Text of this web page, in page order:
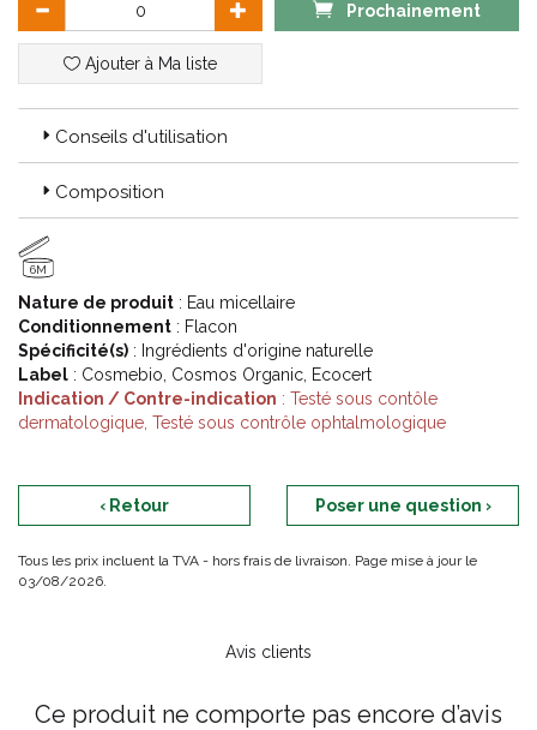
Prochainement
Ajouter à Ma liste
Conseils d'utilisation
Composition
6M
Nature de produit : Eau micellaire
Conditionnement : Flacon
Spécificité(s) : Ingrédients d'origine naturelle
Label : Cosmebio, Cosmos Organic, Ecocert
Indication / Contre-indication : Testé sous contôle
dermatologique, Testé sous contrôle ophtalmologique
‹ Retour Poser une question ›
Tous les prix incluent la TVA - hors frais de livraison. Page mise à jour le
03/08/2026.
Avis clients
Ce produit ne comporte pas encore d’avis